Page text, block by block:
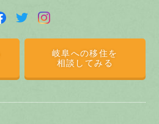
岐阜への移住を
相談してみる